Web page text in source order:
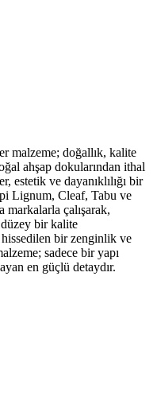
malzeme; doğallık, kalite
ahşap dokularından ithal
estetik ve dayanıklılığı bir
Lignum, Cleaf, Tabu ve
markalarla çalışarak,
bir kalite
bir zenginlik ve
sadece bir yapı
en güçlü detaydır.